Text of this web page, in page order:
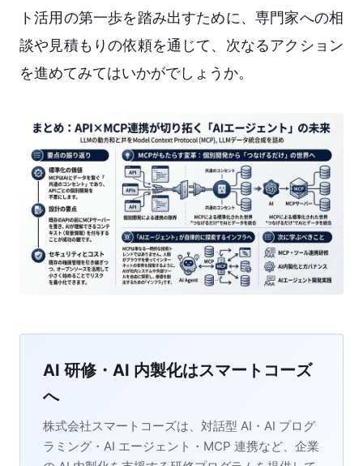
ト活用の第一歩を踏み出すために、専門家への相
談や見積もりの依頼を通じて、次なるアクション
を進めてみてはいかがでしょうか。
AI 研修・AI 内製化はスマートコーズ
へ
株式会社スマートコーズは、対話型 AI・AI プログ
ラミング・AI エージェント・MCP 連携など、企業